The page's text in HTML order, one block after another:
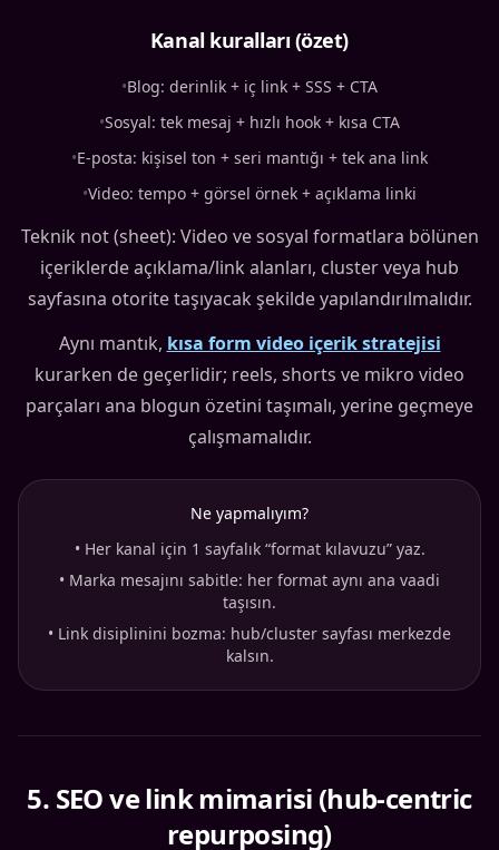
Kanal kuralları (özet)
•Blog: derinlik + iç link + SSS + CTA
•Sosyal: tek mesaj + hızlı hook + kısa CTA
•E-posta: kişisel ton + seri mantığı + tek ana link
•Video: tempo + görsel örnek + açıklama linki
Teknik not (sheet): Video ve sosyal formatlara bölünen
içeriklerde açıklama/link alanları, cluster veya hub
sayfasına otorite taşıyacak şekilde yapılandırılmalıdır.
Aynı mantık, kısa form video içerik stratejisi
kurarken de geçerlidir; reels, shorts ve mikro video
parçaları ana blogun özetini taşımalı, yerine geçmeye
çalışmamalıdır.
Ne yapmalıyım?
• Her kanal için 1 sayfalık “format kılavuzu” yaz.
• Marka mesajını sabitle: her format aynı ana vaadi
taşısın.
• Link disiplinini bozma: hub/cluster sayfası merkezde
kalsın.
5. SEO ve link mimarisi (hub-centric
repurposing)